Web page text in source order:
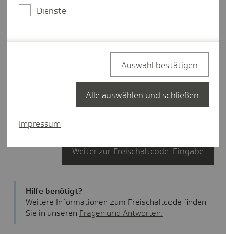
Weiter zur Freischaltcode-Eingabe
Hilfe benötigt?
Weitere Informationen zum Freischaltcode finden
Sie in unseren Fragen und Antworten.
Dienste
Impressum
Auswahl bestätigen
Alle auswählen und schließen